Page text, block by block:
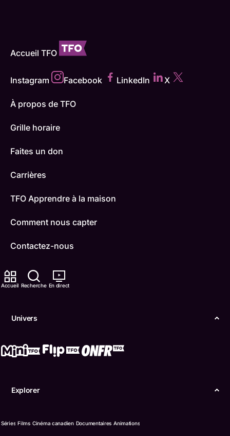
Accueil Recherche En direct
Univers
Explorer
Séries Films Cinéma canadien Documentaires Animations
Accueil TFO
Instagram Facebook LinkedIn X
À propos de TFO
Grille horaire
Faites un don
Carrières
TFO Apprendre à la maison
Comment nous capter
Contactez-nous
ONFR
Boukili
Confidentialité
langue française de l’Ontario (TFO) - 2026